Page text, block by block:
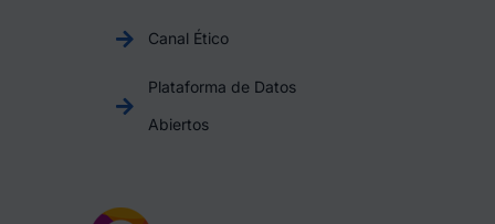
Canal Ético
Plataforma de Datos
Abiertos